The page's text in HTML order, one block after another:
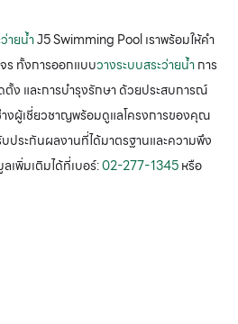
ายน้ำJ5 Swimming Pool เราพร้อมให้คำ
ร ทั้งการออกแบบวางระบบสระว่ายน้ำการ
ตั้ง และการบำรุงรักษา ด้วยประสบการณ์
งผู้เชี่ยวชาญพร้อมดูแลโครงการของคุณ
ระกันผลงานที่ได้มาตรฐานและความพึง
พิ่มเติมได้ที่เบอร์:02-277-1345หรือ